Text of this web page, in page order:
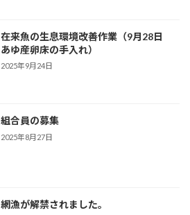
在来魚の生息環境改善作業（9月28日
あゆ産卵床の手入れ）
2025年9月24日
組合員の募集
2025年8月27日
網漁が解禁されました。